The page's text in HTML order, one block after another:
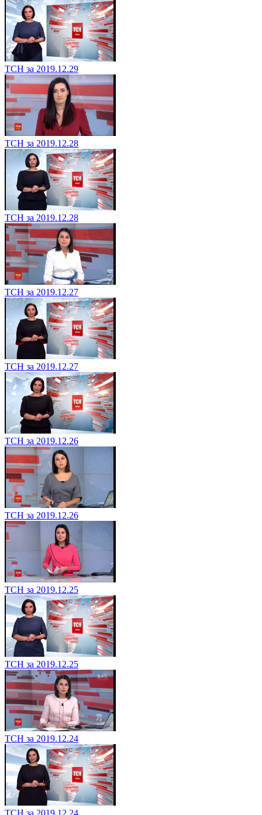
ТСН за 2019.12.29
ТСН за 2019.12.28
ТСН за 2019.12.28
ТСН за 2019.12.27
ТСН за 2019.12.27
ТСН за 2019.12.26
ТСН за 2019.12.26
ТСН за 2019.12.25
ТСН за 2019.12.25
ТСН за 2019.12.24
ТСН за 2019.12.24